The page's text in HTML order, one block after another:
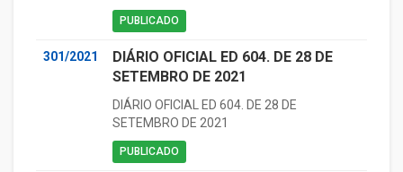
PUBLICADO
301/2021
DIÁRIO OFICIAL ED 604. DE 28 DE
SETEMBRO DE 2021
DIÁRIO OFICIAL ED 604. DE 28 DE
SETEMBRO DE 2021
PUBLICADO